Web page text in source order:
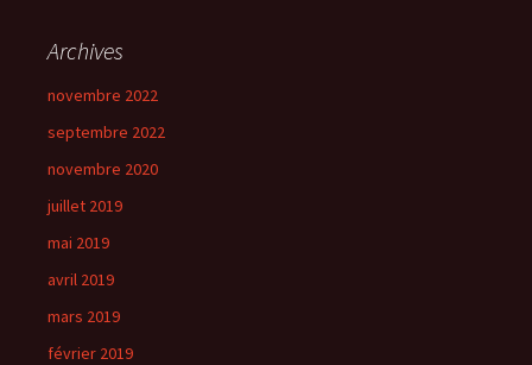
Archives
novembre 2022
septembre 2022
novembre 2020
juillet 2019
mai 2019
avril 2019
mars 2019
février 2019